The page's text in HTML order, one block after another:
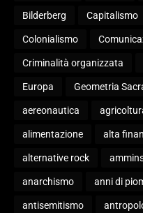
Bilderberg Capitalismo
Colonialismo
Criminalità organizzata
Europa Geometria
aereonautica
alimentazione alta
alternative rock
anarchismo anni di
antisemitismo